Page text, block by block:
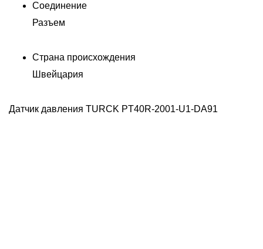
Соединение
Разъем
Страна происхождения
Швейцария
Датчик давления TURCK PT40R-2001-U1-DA91